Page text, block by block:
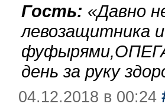
Гость: «Давно
левозащитника
день за руку
04.12.2018 в 00:24